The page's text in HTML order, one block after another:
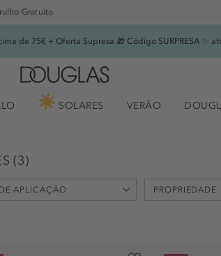
Gratuito
de 75€ + Oferta Supresa 🎁 Código SURPRESA ✨
SOLARES VERÃO
(3)
APLICAÇÃO PROPRIEDADE